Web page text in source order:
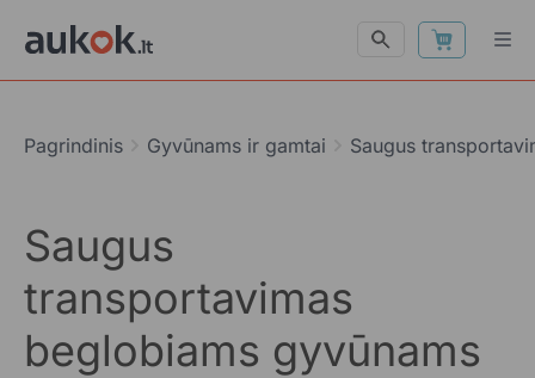
Pagrindinis Gyvūnams ir gamtai Saugus
Saugus
transportavimas
beglobiams gyvūnams